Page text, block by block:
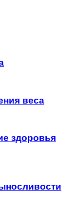
веса
здоровья